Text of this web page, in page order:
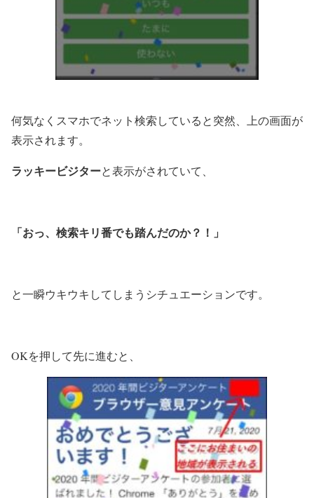
何気なくスマホでネット検索していると突然、上の画面が
表示されます。
ラッキービジターと表示がされていて、
「おっ、検索キリ番でも踏んだのか？！」
と一瞬ウキウキしてしまうシチュエーションです。
OKを押して先に進むと、